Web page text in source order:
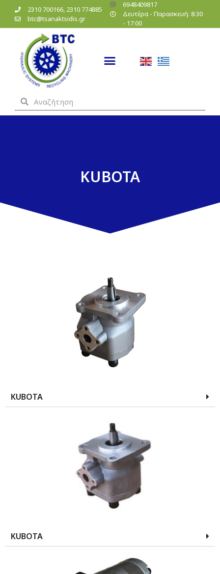
2310 700166, 2310 774885
btc@tsanaktsidis.gr
6948409817
Δευτέρα - Παρασκευή: 8:30
- 17:00
KUBOTA
KUBOTA
KUBOTA